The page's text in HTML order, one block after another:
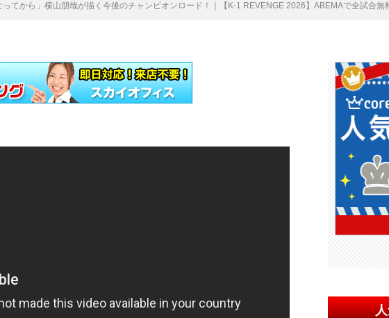
てから」横山朋哉が描く今後のチャンピオンロード！｜【K-1 REVENGE 2026】ABEMAで全試合無